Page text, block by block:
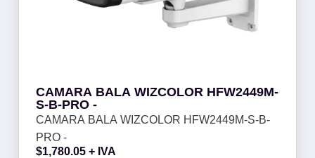
CAMARA BALA WIZCOLOR HFW2449M-
S-B-PRO -
CAMARA BALA WIZCOLOR HFW2449M-S-B-
PRO -
$1,780.05 + IVA